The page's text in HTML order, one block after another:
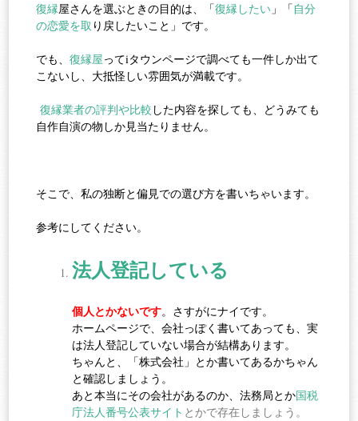
復縁屋さんを選ぶときの目的は、「復縁したい 」「自分
の恋愛を取 り戻したいこと」です。
でも、復縁屋ってiタウンページで調べても一件しか出て
こないし、大抵怪しい雰囲気が満載です。
復縁業者の評判や比較 した内容を探しても、どうみても
自作自演の物しか見当たりません。
そこで、私の独断と偏見での選び方を書いちゃいます。
参考にしてください。
法人登記している
個人とかないです。さすがにナイです。
ホームページで、会社っぽく書いてあっても、実
は法人登記していない場合が結構あります。
ちゃんと、「株式会社」とか書いてあるかちゃん
と確認しましょう。
あと本当にその会社があるのか、法務局とか国税
庁法人番号公表サイト とかで存在しましょう。